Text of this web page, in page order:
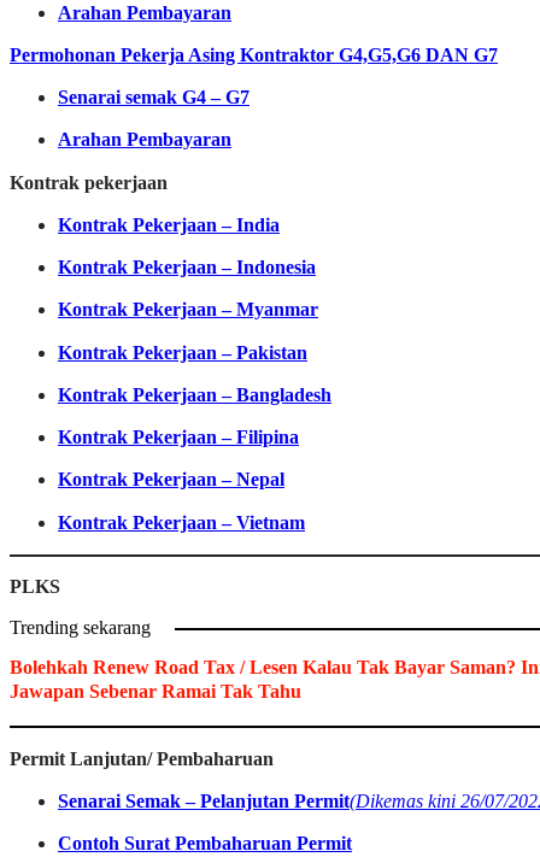
Arahan Pembayaran
Permohonan Pekerja Asing Kontraktor G4,G5,G6 DAN G7
Senarai semak G4 – G7
Arahan Pembayaran
Kontrak pekerjaan
Kontrak Pekerjaan – India
Kontrak Pekerjaan – Indonesia
Kontrak Pekerjaan – Myanmar
Kontrak Pekerjaan – Pakistan
Kontrak Pekerjaan – Bangladesh
Kontrak Pekerjaan – Filipina
Kontrak Pekerjaan – Nepal
Kontrak Pekerjaan – Vietnam
PLKS
Trending sekarang
Bolehkah Renew Road Tax / Lesen Kalau Tak Bayar Saman?
Jawapan Sebenar Ramai Tak Tahu
Permit Lanjutan/ Pembaharuan
Senarai Semak – Pelanjutan Permit(Dikemas kini 26/07/
Contoh Surat Pembaharuan Permit